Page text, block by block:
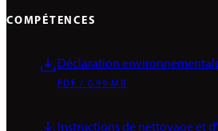
COMPÉTENCES
Déclaration
PDF / 0.99 MB
Instructions de nettoyage et